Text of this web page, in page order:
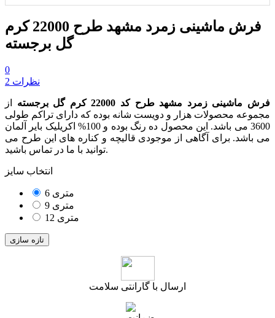
فرش ماشینی زمرد مشهد طرح 22000 کرم
گل برجسته
0
2 نظرات
فرش ماشینی زمرد مشهد طرح کد 22000 کرم گل برجسته
از
مجموعه محصولات هزار و دویست شانه بوده که دارای تراکم طولی
3600 می باشد. این محصول ده رنگ بوده و 100% اکریلیک بایر آلمان
می باشد. برای آگاهی از موجودی قالیچه و کناره های این طرح می
توانید با ما در تماس باشید.
انتخاب سایز
6 متری
9 متری
12 متری
ارسال با گارانتی سلامت